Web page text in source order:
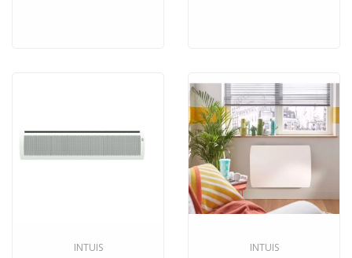
INTUIS INTUIS